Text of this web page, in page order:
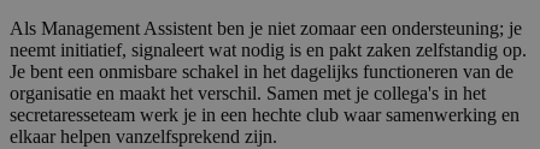
Als Management Assistent ben je niet zomaar een ondersteuning; je
neemt initiatief, signaleert wat nodig is en pakt zaken zelfstandig op.
Je bent een onmisbare schakel in het dagelijks functioneren van de
organisatie en maakt het verschil. Samen met je collega's in het
secretaresseteam werk je in een hechte club waar samenwerking en
elkaar helpen vanzelfsprekend zijn.